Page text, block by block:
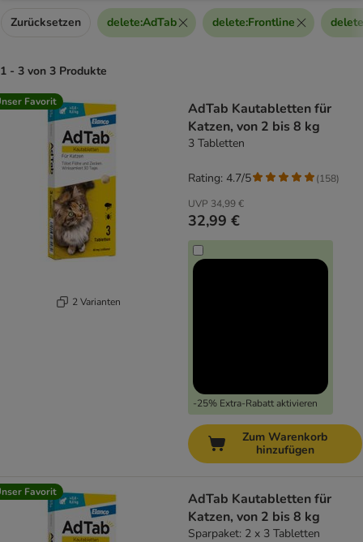
Zurücksetzen delete:AdTab delete:Frontline delete
1 - 3 von 3 Produkte
product items have been changed
Favorit
2 Varianten
AdTab Kautabletten für
Katzen, von 2 bis 8 kg
3 Tabletten
UVP 34,99 €
32,99 €
-25% Extra-Rabatt aktivieren
Rating: 4.7/5 (158)
Zum Warenkorb
hinzufügen
Favorit
AdTab Kautabletten für
Katzen, von 2 bis 8 kg
Sparpaket: 2 x 3 Tabletten